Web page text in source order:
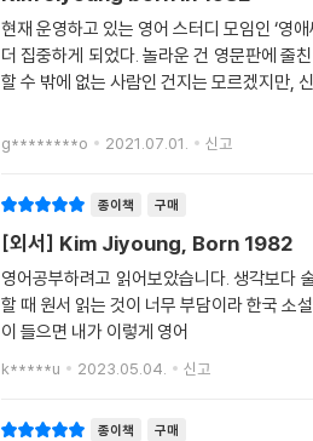
현재 운영하고 있는 영어 스터디 모임인 ‘영
더 집중하게 되었다. 놀라운 건 영문판에 줄
할 수 밖에 없는 사람인 건지는 모르겠지만,
g********o 2021.07.01. 신고
종이책 구매
[외서] Kim Jiyoung, Born 1982
영어공부하려고 읽어보았습니다. 생각보다 술
할 때 원서 읽는 것이 너무 부담이라 한국 소설 원
이 들으면 내가 이렇게 영어
k*****u 2023.05.04. 신고
종이책 구매